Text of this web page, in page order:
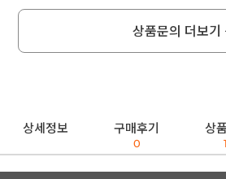
상품문의 더보기
상세정보 구매후기
0
상